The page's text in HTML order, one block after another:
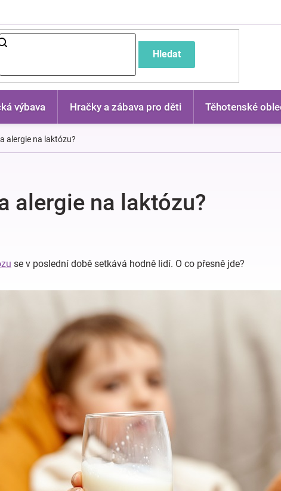
Hledat
výbava Hračky a zábava pro děti Těhotenské
alergie na laktózu?
alergie na laktózu?
se v poslední době setkává hodně lidí. O co přesně jde?